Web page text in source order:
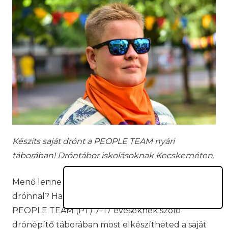
Készíts saját drónt a PEOPLE TEAM nyári
táborában! Dróntábor iskolásoknak Kecskeméten.
Menő lenne felvágni a haverok előtt egy
drónnal? Ha ez a vágyad, kapaszkodj meg: a
PEOPLE TEAM (PT) 7–17 éveseknek szóló
drónépítő táborában most elkészítheted a saját